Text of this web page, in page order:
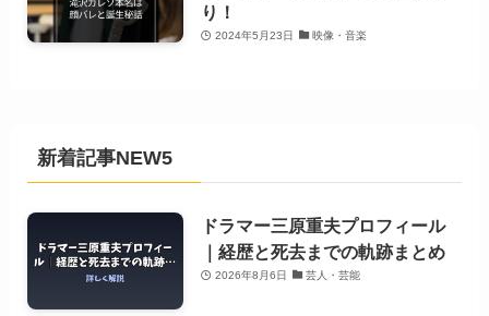
り！
2024年5月23日 映像・音楽
新着記事NEW5
ドラマー三原重夫プロフィール
｜経歴と死去までの軌跡まとめ
2026年8月6日 芸人・芸能